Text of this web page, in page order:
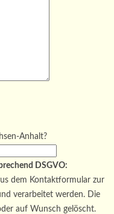
Anhalt?
DSGVO:
dem Kontaktformular zur
verarbeitet werden. Die
auf Wunsch gelöscht.